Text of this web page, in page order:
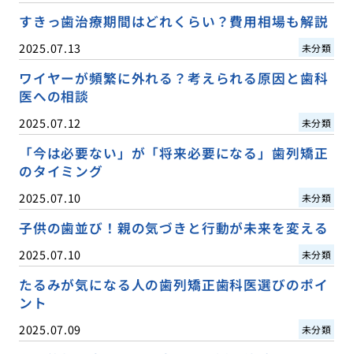
すきっ歯治療期間はどれくらい？費用相場も解説
2025.07.13 未分類
ワイヤーが頻繁に外れる？考えられる原因と歯科
医への相談
2025.07.12 未分類
「今は必要ない」が「将来必要になる」歯列矯正
のタイミング
2025.07.10 未分類
子供の歯並び！親の気づきと行動が未来を変える
2025.07.10 未分類
たるみが気になる人の歯列矯正歯科医選びのポイ
ント
2025.07.09 未分類